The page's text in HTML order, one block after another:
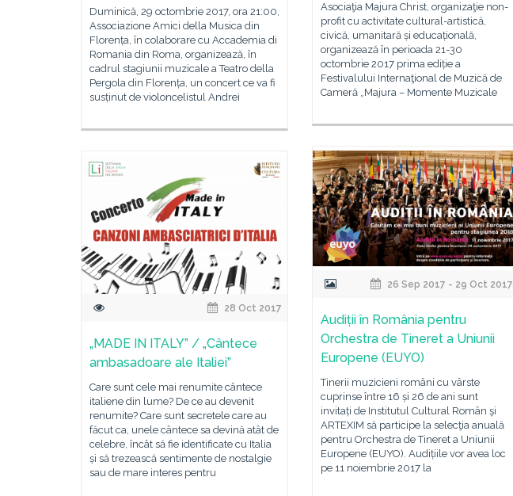
Asociaţia Majura Christ, organizaţie non-
profit cu activitate cultural-artistică,
civică, umanitară și educațională,
organizează în perioada 21-30
octombrie 2017 prima ediție a
Festivalului Internaţional de Muzică de
Cameră „Majura – Momente Muzicale
Duminică, 29 octombrie 2017, ora 21:00,
Associazione Amici della Musica din
Florența, în colaborare cu Accademia di
Romania din Roma, organizează, în
cadrul stagiunii muzicale a Teatro della
Pergola din Florența, un concert ce va fi
susținut de violoncelistul Andrei
26 Sep 2017 - 29 Oct 2017
Audiții în România pentru
Orchestra de Tineret a Uniunii
Europene (EUYO)
Tinerii muzicieni români cu vârste
cuprinse între 16 și 26 de ani sunt
invitați de Institutul Cultural Român şi
ARTEXIM să participe la selecţia anuală
pentru Orchestra de Tineret a Uniunii
Europene (EUYO). Audițiile vor avea loc
pe 11 noiembrie 2017 la
28 Oct 2017
„MADE IN ITALY” / „Cântece
ambasadoare ale Italiei”
Care sunt cele mai renumite cântece
italiene din lume? De ce au devenit
renumite? Care sunt secretele care au
făcut ca, unele cântece sa devină atât de
celebre, încât să fie identificate cu Italia
și să trezească sentimente de nostalgie
sau de mare interes pentru